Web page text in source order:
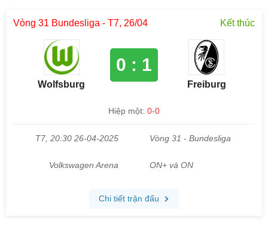
Vòng 31 Bundesliga - T7, 26/04 Kết thúc
Wolfsburg
0 : 1
Freiburg
Hiệp một: 0-0
T7, 20:30 26-04-2025 Vòng 31 - Bundesliga
Volkswagen Arena ON+ và ON
Chi tiết trận đấu